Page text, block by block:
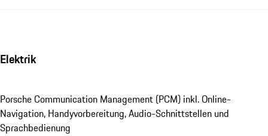
Elektrik
Porsche Communication Management (PCM) inkl. Online-
Navigation, Handyvorbereitung, Audio-Schnittstellen und
Sprachbedienung